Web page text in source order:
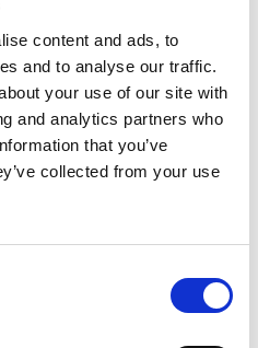
content and ads, to
and to analyse our traffic.
your use of our site with
and analytics partners who
that you’ve
collected from your use
weit mehr als reine
sich selbst
Druck zu lernen und
die sich direkt auf
lassen.
– jeder Start auf
erfordert Mut,
die eigene